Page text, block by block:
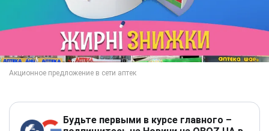
Будьте первыми в курсе главного –